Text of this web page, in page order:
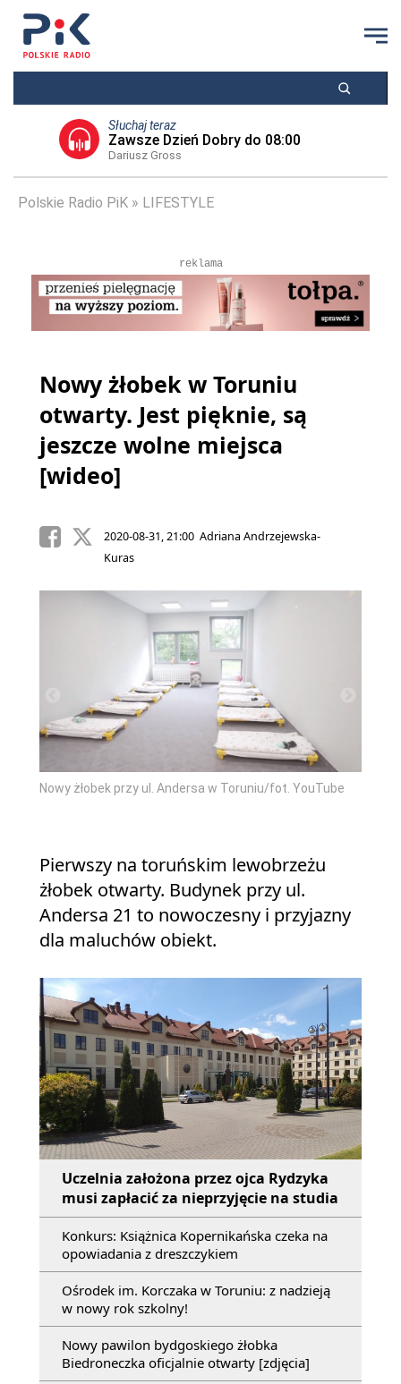
Słuchaj teraz
Zawsze Dzień Dobry do 08:00
Dariusz Gross
Polskie Radio PiK LIFESTYLE
reklama
Nowy żłobek w Toruniu
otwarty. Jest pięknie, są
jeszcze wolne miejsca
[wideo]
2020-08-31, 21:00 Adriana Andrzejewska-
Kuras
Nowy żłobek przy ul. Andersa w Toruniu/fot. YouTube
Pierwszy na toruńskim lewobrzeżu
żłobek otwarty. Budynek przy ul.
Andersa 21 to nowoczesny i przyjazny
dla maluchów obiekt.
Uczelnia założona przez ojca Rydzyka
musi zapłacić za nieprzyjęcie na studia
Konkurs: Książnica Kopernikańska czeka na
opowiadania z dreszczykiem
Ośrodek im. Korczaka w Toruniu: z nadzieją
w nowy rok szkolny!
Nowy pawilon bydgoskiego żłobka
Biedroneczka oficjalnie otwarty [zdjęcia]